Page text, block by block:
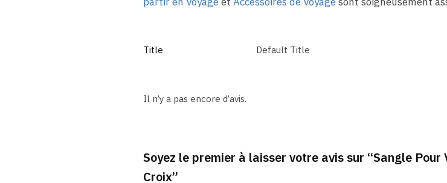
Title Default Title
Il n’y a pas encore d’avis.
Soyez le premier à laisser votre avis sur “Sangle Pour
Croix”